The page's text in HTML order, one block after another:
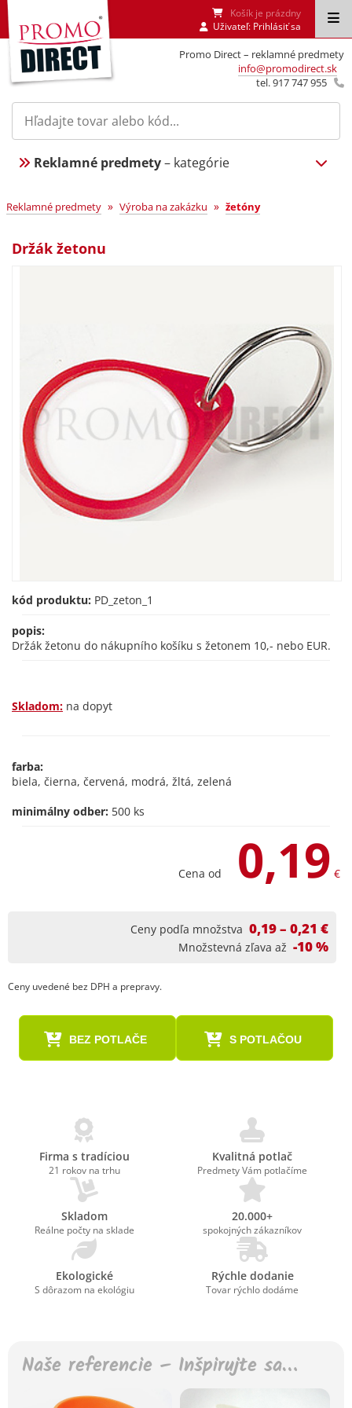
Promo Direct – reklamné predmety
info@promodirect.sk
tel. 917 747 955
Košík je prázdny
Uživateľ: Prihlásiť sa
Reklamné predmety– kategórie
Reklamné predmety » Výroba na zakázku » žetóny
Držák žetonu
kód produktu: PD_zeton_1
popis:
Držák žetonu do nákupního košíku s žetonem 10,- nebo EUR.
Skladom: na dopyt
farba:
biela, čierna, červená, modrá, žltá, zelená
minimálny odber: 500 ks
Cena od 0,19 €
Ceny podľa množstva 0,19 – 0,21 €
Množstevná zľava až -10 %
Ceny uvedené bez DPH a prepravy.
BEZ POTLAČE S POTLAČOU
Firma s tradíciou
21 rokov na trhu
Kvalitná potlač
Predmety Vám potlačíme
Skladom
Reálne počty na sklade
20.000+
spokojných zákazníkov
Ekologické
S dôrazom na ekológiu
Rýchle dodanie
Tovar rýchlo dodáme
Naše referencie – Inšpirujte sa…